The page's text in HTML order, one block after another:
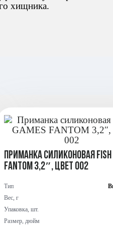
хищника.
Приманка силиконовая FISH
FANTOM 3,2″, цвет 002
Тип
Вес, г
Упаковка, шт.
Размер, дюйм